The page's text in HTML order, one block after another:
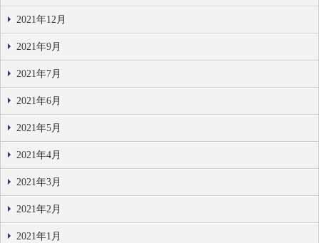
2021年12月
2021年9月
2021年7月
2021年6月
2021年5月
2021年4月
2021年3月
2021年2月
2021年1月